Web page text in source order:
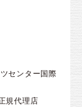
センター国際
規代理店